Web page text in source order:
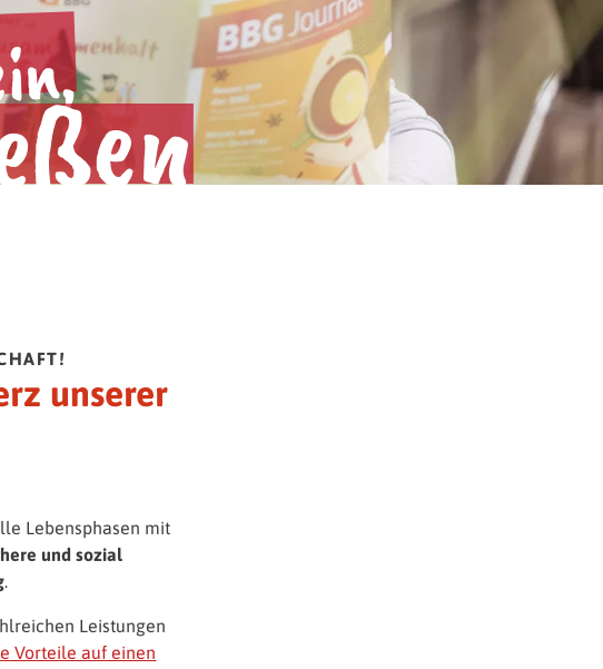
unserer
Lebensphasen mit
und sozial
.
Leistungen
Vorteile auf einen